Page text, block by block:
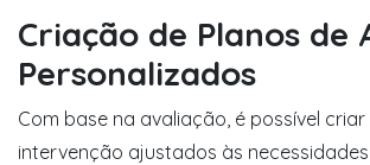
Criação de Planos de
Personalizados
Com base na avaliação, é possível
intervenção ajustados às